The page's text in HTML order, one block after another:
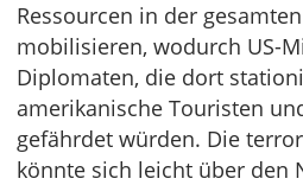
Ressourcen in der
mobilisieren, wodurch US-
Diplomaten, die dort
amerikanische Touristen
gefährdet würden. Die
könnte sich leicht über den